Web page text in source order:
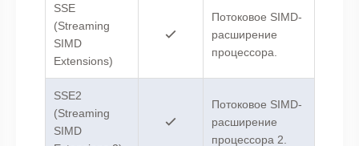
SSE
(Streaming
SIMD
Extensions)
Потоковое SIMD-
расширение
процессора.
SSE2
(Streaming
SIMD
Потоковое SIMD-
расширение
процессора 2.